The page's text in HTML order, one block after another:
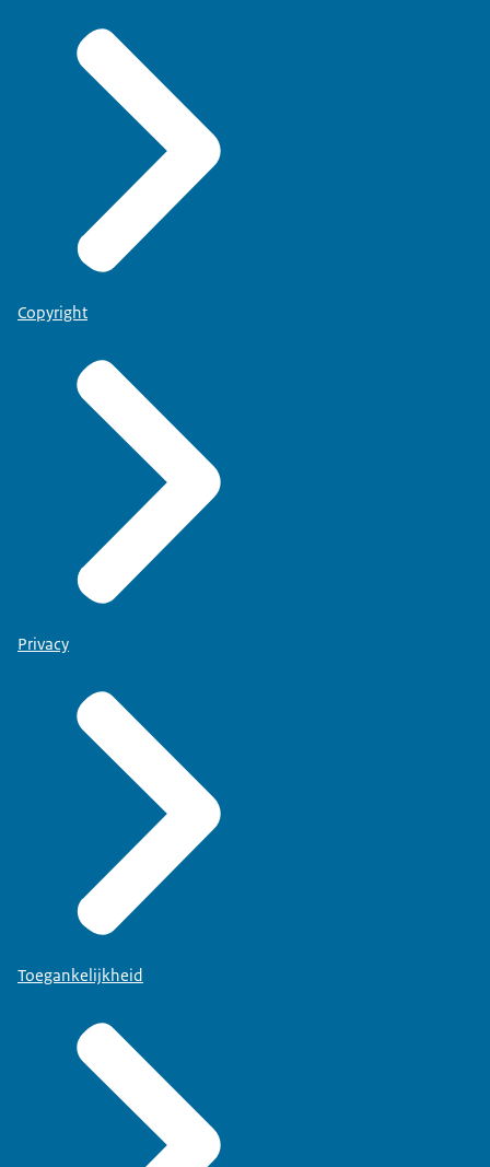
Copyright
Privacy
Toegankelijkheid